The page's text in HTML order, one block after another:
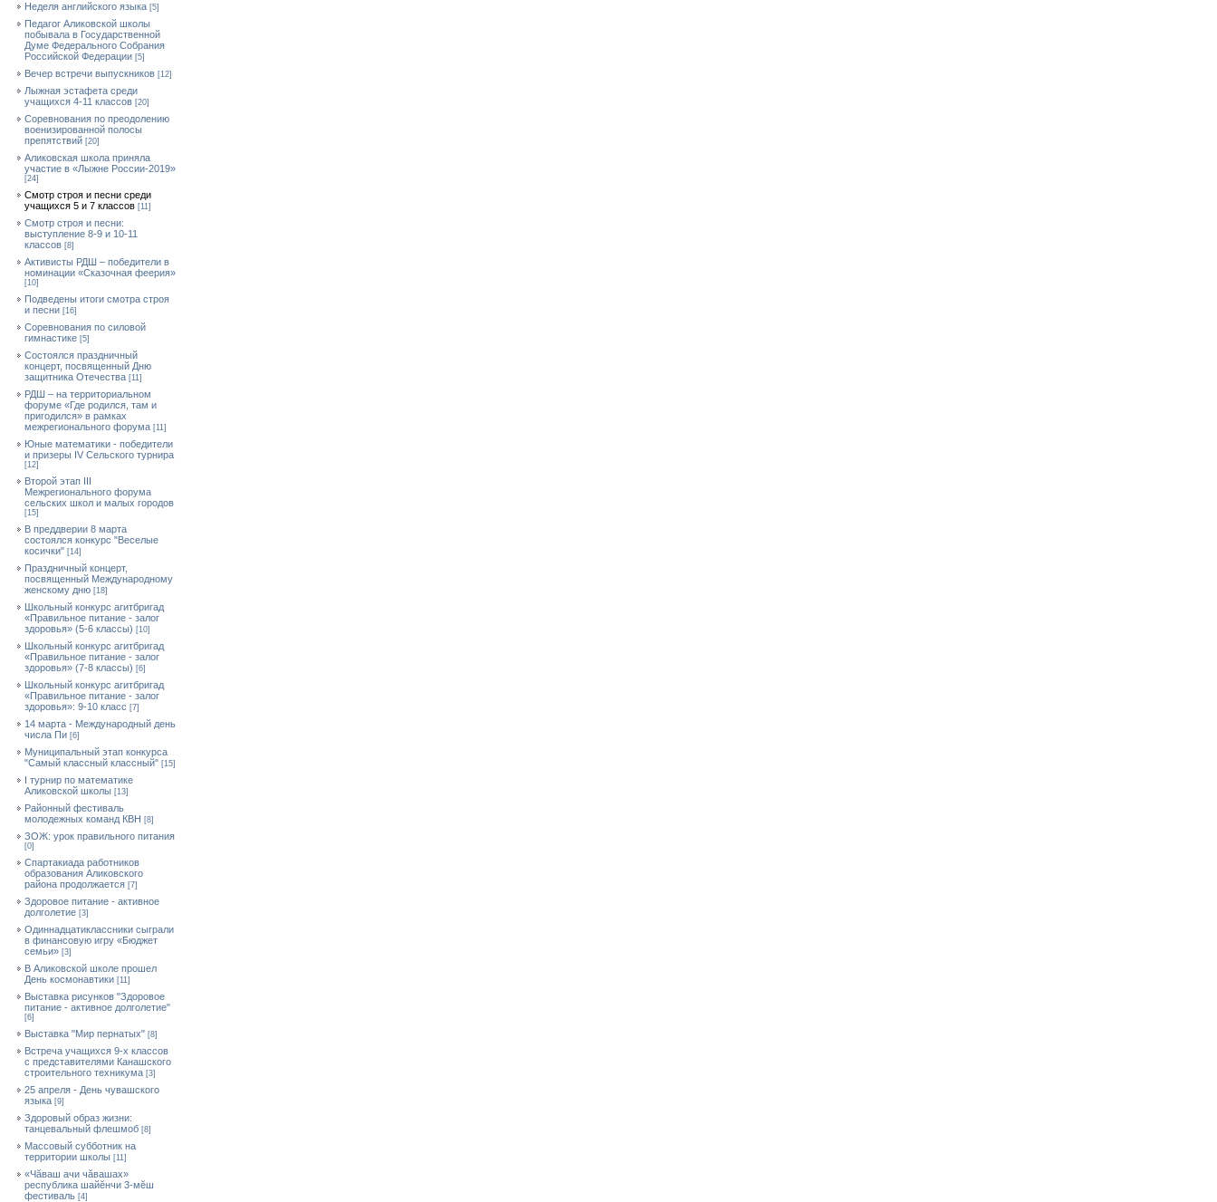
Неделя английского языка [5]
Педагог Аликовской школы
побывала в Государственной
Думе Федерального Собрания
Российской Федерации [5]
Вечер встречи выпускников [12]
Лыжная эстафета среди
учащихся 4-11 классов [20]
Cоревнования по преодолению
военизированной полосы
препятствий [20]
Аликовская школа приняла
участие в «Лыжне России-2019»
[24]
Смотр строя и песни среди
учащихся 5 и 7 классов [11]
Смотр строя и песни:
выступление 8-9 и 10-11
классов [8]
Активисты РДШ – победители в
номинации «Сказочная феерия»
[10]
Подведены итоги смотра строя
и песни [16]
Соревнования по силовой
гимнастике [5]
Состоялся праздничный
концерт, посвященный Дню
защитника Отечества [11]
РДШ – на территориальном
форуме «Где родился, там и
пригодился» в рамках
межрегионального форума [11]
Юные математики - победители
и призеры IV Сельского турнира
[12]
Второй этап III
Межрегионального форума
сельских школ и малых городов
[15]
В преддверии 8 марта
состоялся конкурс "Веселые
косички" [14]
Праздничный концерт,
посвященный Международному
женскому дню [18]
Школьный конкурс агитбригад
«Правильное питание - залог
здоровья» (5-6 классы) [10]
Школьный конкурс агитбригад
«Правильное питание - залог
здоровья» (7-8 классы) [6]
Школьный конкурс агитбригад
«Правильное питание - залог
здоровья»: 9-10 класс [7]
14 марта - Международный день
числа Пи [6]
Муниципальный этап конкурса
"Самый классный классный" [15]
I турнир по математике
Аликовской школы [13]
Районный фестиваль
молодежных команд КВН [8]
ЗОЖ: урок правильного питания
[0]
Спартакиада работников
образования Аликовского
района продолжается [7]
Здоровое питание - активное
долголетие [3]
Одиннадцатиклассники сыграли
в финансовую игру «Бюджет
семьи» [3]
В Аликовской школе прошел
День космонавтики [11]
Выставка рисунков "Здоровое
питание - активное долголетие"
[6]
Выставка "Мир пернатых" [8]
Встреча учащихся 9-х классов
с представителями Канашского
строительного техникума [3]
25 апреля - День чувашского
языка [9]
Здоровый образ жизни:
танцевальный флешмоб [8]
Массовый субботник на
территории школы [11]
«Чăваш ачи чăвашах»
республика шайĕнчи 3-мĕш
фестиваль [4]